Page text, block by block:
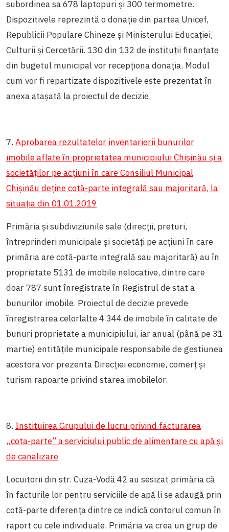
subordinea sa 678 laptopuri și 300 termometre.
Dispozitivele reprezintă o donație din partea Unicef,
Republicii Populare Chineze și Ministerului Educației,
Culturii și Cercetării. 130 din 132 de instituții finanțate
din bugetul municipal vor recepționa donația. Modul
cum vor fi repartizate dispozitivele este prezentat în
anexa atașată la proiectul de decizie.
7. Aprobarea rezultatelor inventarierii bunurilor
imobile aflate în proprietatea municipiului Chișinău și a
societăților pe acțiuni în care Consiliul Municipal
Chișinău deține cotă-parte integrală sau majoritară, la
situația din 01.01.2019
Primăria și subdiviziunile sale (direcții, preturi,
întreprinderi municipale și societăți pe acțiuni în care
primăria are cotă-parte integrală sau majoritară) au în
proprietate 5131 de imobile nelocative, dintre care
doar 787 sunt înregistrate în Registrul de stat a
bunurilor imobile. Proiectul de decizie prevede
înregistrarea celorlalte 4 344 de imobile în calitate de
bunuri proprietate a municipiului, iar anual (până pe 31
martie) entitățile municipale responsabile de gestiunea
acestora vor prezenta Direcției economie, comerț și
turism rapoarte privind starea imobilelor.
8. Instituirea Grupului de lucru privind facturarea
„cota-parte” a serviciului public de alimentare cu apă și
de canalizare
Locuitorii din str. Cuza-Vodă 42 au sesizat primăria că
în facturile lor pentru serviciile de apă li se adaugă prin
cotă-parte diferența dintre ce indică contorul comun în
raport cu cele individuale. Primăria va crea un grup de